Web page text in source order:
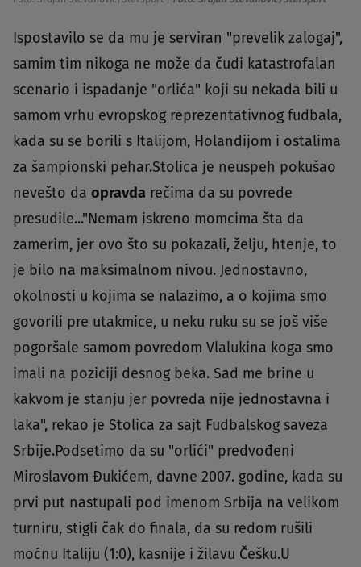
Ispostavilo se da mu je serviran "prevelik zalogaj",
samim tim nikoga ne može da čudi katastrofalan
scenario i ispadanje "orlića" koji su nekada bili u
samom vrhu evropskog reprezentativnog fudbala,
kada su se borili s Italijom, Holandijom i ostalima
za šampionski pehar.Stolica je neuspeh pokušao
nevešto da opravda rečima da su povrede
presudile..."Nemam iskreno momcima šta da
zamerim, jer ovo što su pokazali, želju, htenje, to
je bilo na maksimalnom nivou. Jednostavno,
okolnosti u kojima se nalazimo, a o kojima smo
govorili pre utakmice, u neku ruku su se još više
pogoršale samom povredom Vlalukina koga smo
imali na poziciji desnog beka. Sad me brine u
kakvom je stanju jer povreda nije jednostavna i
laka", rekao je Stolica za sajt Fudbalskog saveza
Srbije.Podsetimo da su "orlići" predvođeni
Miroslavom Đukićem, davne 2007. godine, kada su
prvi put nastupali pod imenom Srbija na velikom
turniru, stigli čak do finala, da su redom rušili
moćnu Italiju (1:0), kasnije i žilavu Češku.U